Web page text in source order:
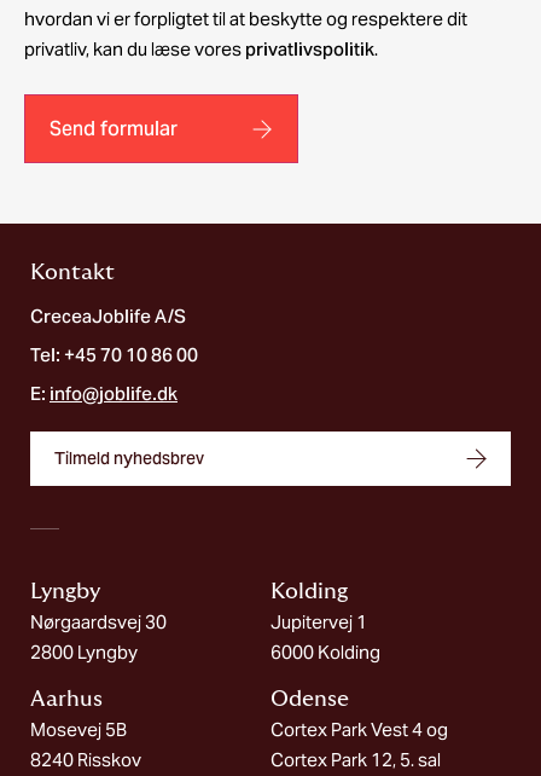
hvordan vi er forpligtet til at beskytte og respektere dit
privatliv, kan du læse vores privatlivspolitik.
Kontakt
CreceaJoblife A/S
Tel: +45 70 10 86 00
E: info@joblife.dk
Tilmeld nyhedsbrev
Lyngby
Nørgaardsvej 30
2800 Lyngby
Aarhus
Mosevej 5B
8240 Risskov
Kolding​
Jupitervej 1
6000 Kolding
Odense
Cortex Park Vest 4 og
Cortex Park 12, 5. sal